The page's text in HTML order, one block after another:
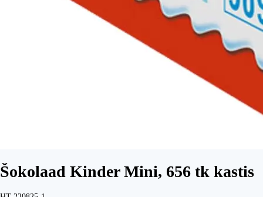
Šokolaad Kinder Mini, 656 tk kastis